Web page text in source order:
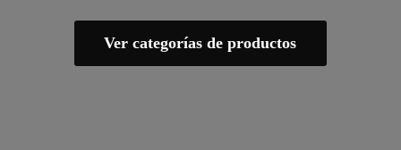
Ver categorías de productos